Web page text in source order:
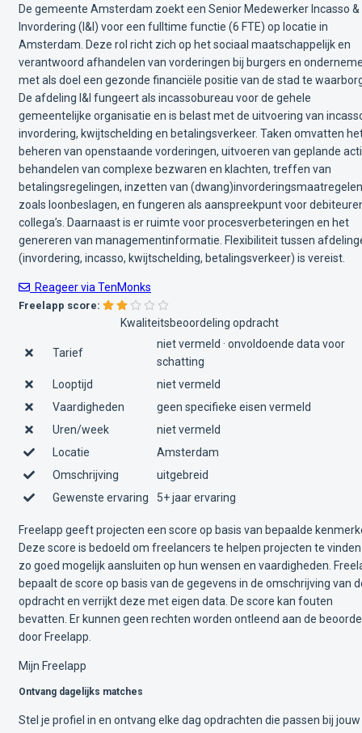
De gemeente Amsterdam zoekt een Senior Medewerker Incasso &
Invordering (I&I) voor een fulltime functie (6 FTE) op locatie in
Amsterdam. Deze rol richt zich op het sociaal maatschappelijk en
verantwoord afhandelen van vorderingen bij burgers en
met als doel een gezonde financiële positie van de stad te
De afdeling I&I fungeert als incassobureau voor de gehele
gemeentelijke organisatie en is belast met de uitvoering van
invordering, kwijtschelding en betalingsverkeer. Taken omvatten
beheren van openstaande vorderingen, uitvoeren van geplande
behandelen van complexe bezwaren en klachten, treffen van
betalingsregelingen, inzetten van (dwang)invorderingsmaatregelen
zoals loonbeslagen, en fungeren als aanspreekpunt voor
collega’s. Daarnaast is er ruimte voor procesverbeteringen en het
genereren van managementinformatie. Flexibiliteit tussen
(invordering, incasso, kwijtschelding, betalingsverkeer) is vereist.
Reageer via TenMonks
Freelapp score:
Kwaliteitsbeoordeling opdracht
Tarief
niet vermeld · onvoldoende data voor
schatting
Looptijd
niet vermeld
Vaardigheden
geen specifieke eisen vermeld
Uren/week
niet vermeld
Locatie
Amsterdam
Omschrijving
uitgebreid
Gewenste ervaring
5+ jaar ervaring
Freelapp geeft projecten een score op basis van bepaalde
Deze score is bedoeld om freelancers te helpen projecten te
zo goed mogelijk aansluiten op hun wensen en vaardigheden.
bepaalt de score op basis van de gegevens in de omschrijving van
opdracht en verrijkt deze met eigen data. De score kan fouten
bevatten. Er kunnen geen rechten worden ontleend aan de
door Freelapp.
Mijn Freelapp
Ontvang dagelijks matches
Stel je profiel in en ontvang elke dag opdrachten die passen bij jouw